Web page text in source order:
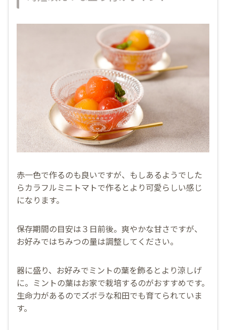
赤一色で作るのも良いですが、もしあるようでした
らカラフルミニトマトで作るとより可愛らしい感じ
になります。
保存期間の目安は３日前後。爽やかな甘さですが、
お好みではちみつの量は調整してください。
器に盛り、お好みでミントの葉を飾るとより涼しげ
に。ミントの葉はお家で栽培するのがおすすめです。
生命力があるのでズボラな和田でも育てられていま
す。